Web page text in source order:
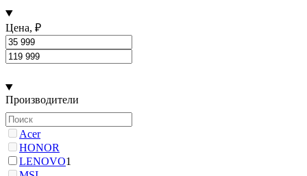
Цена, ₽
Производители
Acer
HONOR
LENOVO1